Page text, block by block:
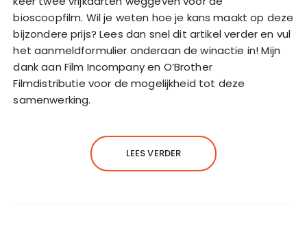
bioscoopfilm. Wil je weten hoe je kans maakt op deze
bijzondere prijs? Lees dan snel dit artikel verder en vul
het aanmeldformulier onderaan de winactie in! Mijn
dank aan Film Incompany en O’Brother
Filmdistributie voor de mogelijkheid tot deze
samenwerking.
LEES VERDER